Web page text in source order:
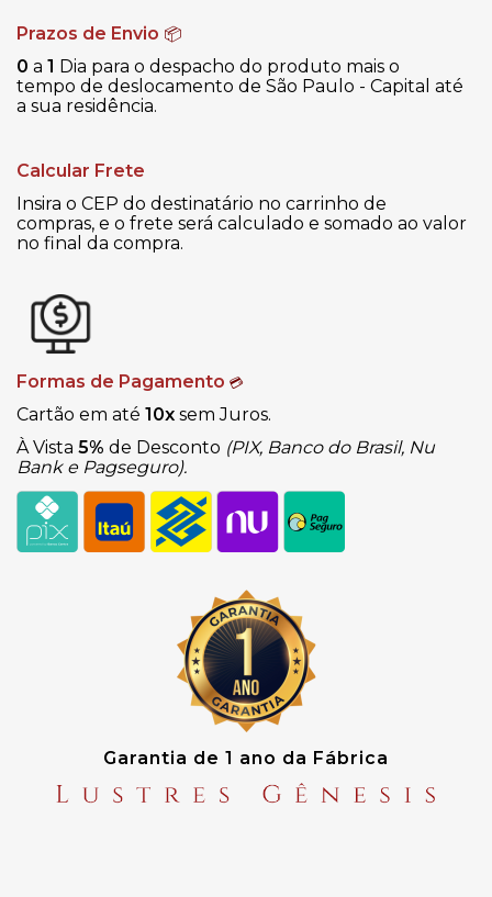
Prazos de Envio 📦
0 a 1 Dia para o despacho do produto mais o
tempo de deslocamento de São Paulo - Capital até
a sua residência.
Calcular Frete
Insira o CEP do destinatário no carrinho de
compras, e o frete será calculado e somado ao valor
no final da compra.
Formas de Pagamento 💳
Cartão em até 10x sem Juros.
À Vista 5% de Desconto (PIX, Banco do Brasil, Nu
Bank e Pagseguro).
Garantia de 1 ano da Fábrica